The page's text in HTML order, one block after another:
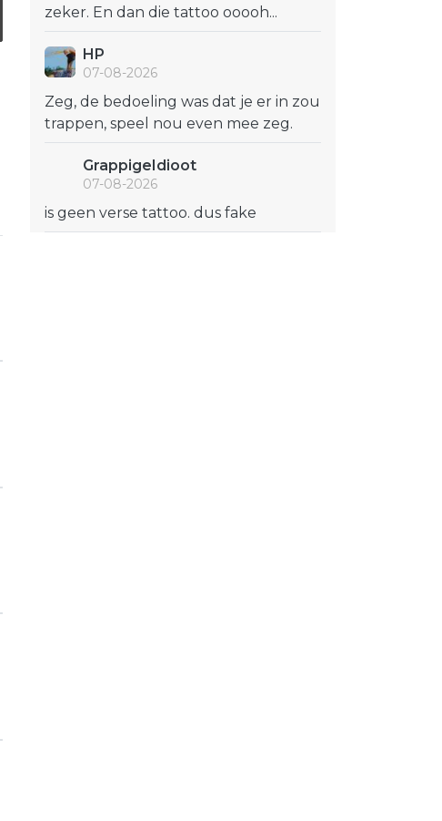
zeker. En dan die tattoo ooooh...
HP
07-08-2026
Zeg, de bedoeling was dat je er in zou
trappen, speel nou even mee zeg.
GrappigeIdioot
07-08-2026
is geen verse tattoo. dus fake